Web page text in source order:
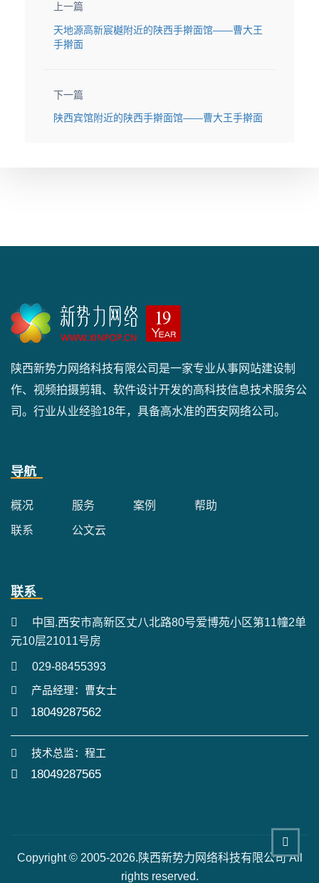
上一篇
天地源高新宸樾附近的陕西手擀面馆——曹大王
手擀面
下一篇
陕西宾馆附近的陕西手擀面馆——曹大王手擀面
陕西新势力网络科技有限公司是一家专业从事网站建设制
作、视频拍摄剪辑、软件设计开发的高科技信息技术服务公
司。行业从业经验18年，具备高水准的西安网络公司。
导航
概况 服务 案例 帮助
联系 公文云
联系
中国.西安市高新区丈八北路80号爱博苑小区第11幢2单
元10层21011号房
029-88455393
产品经理：曹女士
18049287562
技术总监：程工
18049287565
Copyright © 2005-2026.陕西新势力网络科技有限公司 All
rights reserved.